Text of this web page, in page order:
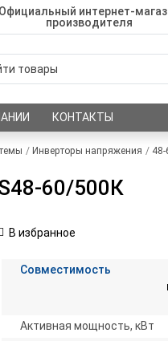
Официальный интернет-
производителя
КОНТАКТЫ
Инверторы напряжения
60/500К
В избранное
Совместимость
Активная мощность, кВт